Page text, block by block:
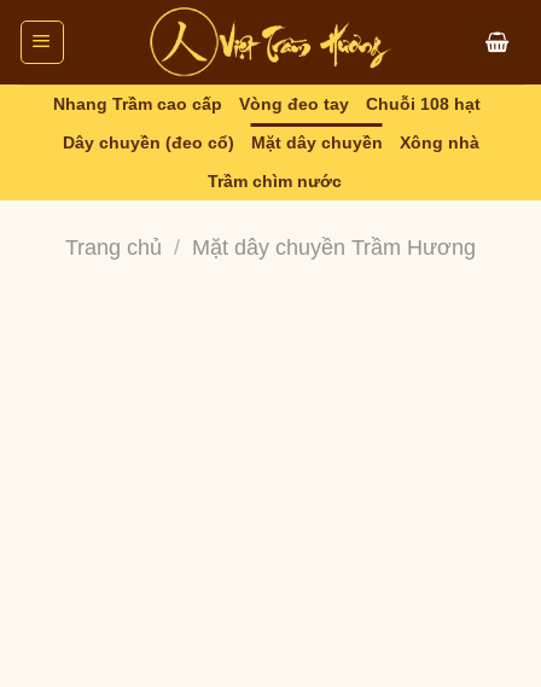
Skip
content
Nhang Trầm cao cấp Vòng đeo tay
Chuỗi 108 hạt
Dây chuyền (đeo cổ)
Mặt dây chuyền
Xông nhà
Trầm chìm nước
Trang chủ / Mặt dây chuyền Trầm Hương